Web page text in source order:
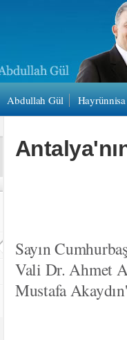
Abdullah Gül
Sayın
Vali Dr. Ahmet
Mustafa